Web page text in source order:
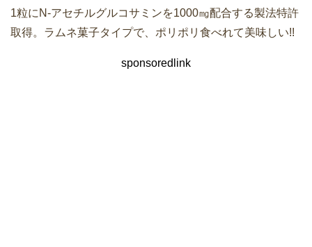
1粒にN-アセチルグルコサミンを1000㎎配合する製法特許
取得。ラムネ菓子タイプで、ポリポリ食べれて美味しい!!
sponsoredlink